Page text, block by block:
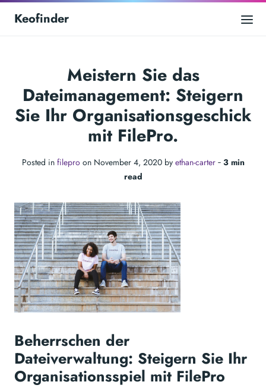
Keofinder
Meistern Sie das
Dateimanagement: Steigern
Sie Ihr Organisationsgeschick
mit FilePro.
Posted in fileproon November 4, 2020 by ethan-carter‐ 3 min
read
Beherrschen der
Dateiverwaltung: Steigern Sie Ihr
Organisationsspiel mit FilePro